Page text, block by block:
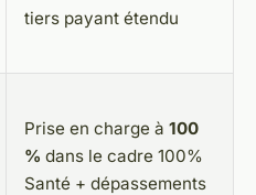
tiers payant étendu
Prise en charge à 100
% dans le cadre 100%
Santé + dépassements